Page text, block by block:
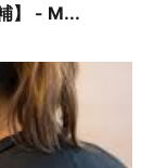
】 - M...